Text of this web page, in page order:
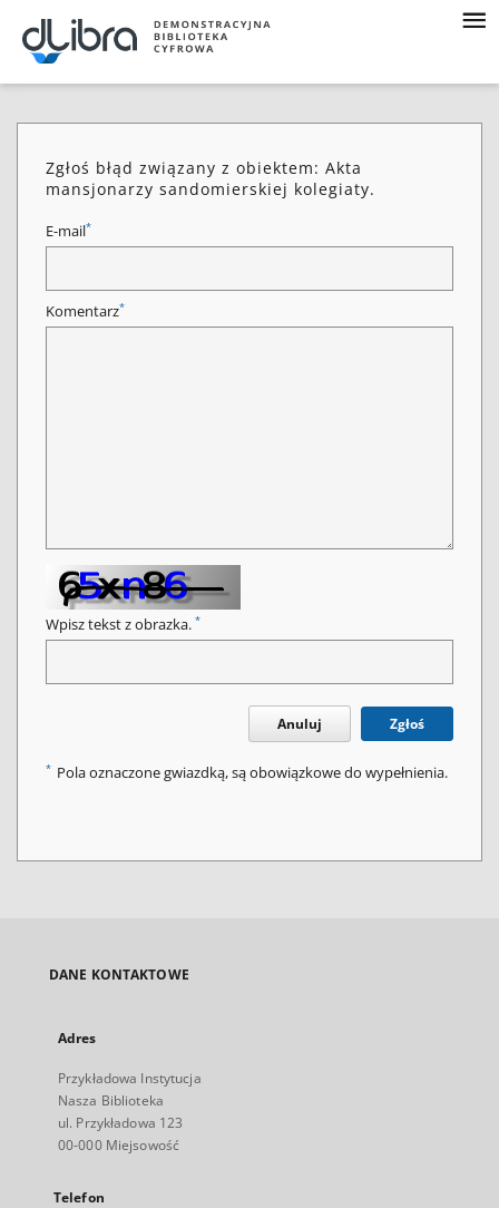
Zgłoś błąd związany z obiektem: Akta
mansjonarzy sandomierskiej kolegiaty.
E-mail*
Komentarz*
Wpisz tekst z obrazka. *
Anuluj Zgłoś
* Pola oznaczone gwiazdką, są obowiązkowe do wypełnienia.
DANE KONTAKTOWE
Adres
Przykładowa Instytucja
Nasza Biblioteka
ul. Przykładowa 123
00-000 Miejsowość
Telefon